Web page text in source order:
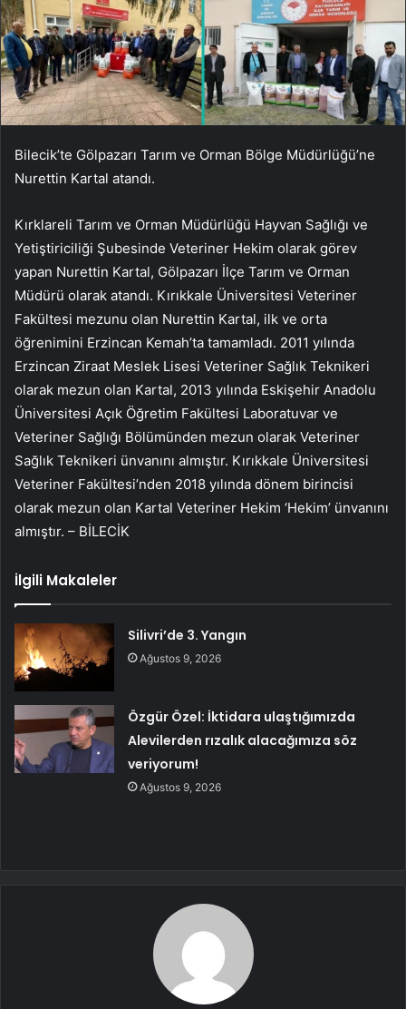
Bilecik’te Gölpazarı Tarım ve Orman Bölge Müdürlüğü’ne
Nurettin Kartal atandı.
Kırklareli Tarım ve Orman Müdürlüğü Hayvan Sağlığı ve
Yetiştiriciliği Şubesinde Veteriner Hekim olarak görev
yapan Nurettin Kartal, Gölpazarı İlçe Tarım ve Orman
Müdürü olarak atandı. Kırıkkale Üniversitesi Veteriner
Fakültesi mezunu olan Nurettin Kartal, ilk ve orta
öğrenimini Erzincan Kemah’ta tamamladı. 2011 yılında
Erzincan Ziraat Meslek Lisesi Veteriner Sağlık Teknikeri
olarak mezun olan Kartal, 2013 yılında Eskişehir Anadolu
Üniversitesi Açık Öğretim Fakültesi Laboratuvar ve
Veteriner Sağlığı Bölümünden mezun olarak Veteriner
Sağlık Teknikeri ünvanını almıştır. Kırıkkale Üniversitesi
Veteriner Fakültesi’nden 2018 yılında dönem birincisi
olarak mezun olan Kartal Veteriner Hekim ‘Hekim’ ünvanını
almıştır. – BİLECİK
İlgili Makaleler
Silivri’de 3. Yangın
Ağustos 9, 2026
Özgür Özel: İktidara ulaştığımızda
Alevilerden rızalık alacağımıza söz
veriyorum!
Ağustos 9, 2026